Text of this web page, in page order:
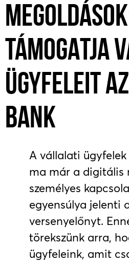
TÁMOGATJA
ÜGYFELEIT
BANK
A vállalati
ma már a digitális
személyes
egyensúlya jelenti
versenyelőnyt.
törekszünk arra,
ügyfeleink, amit